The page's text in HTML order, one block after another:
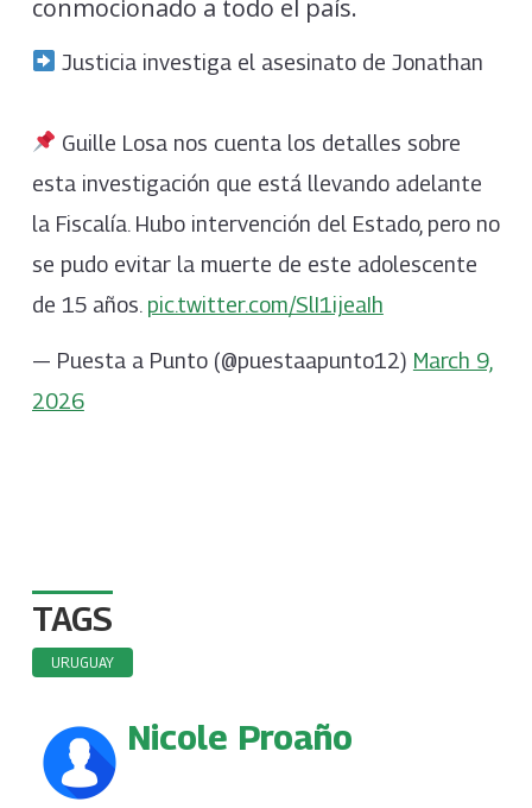
conmocionado a todo el país.
Justicia investiga el asesinato de Jonathan
Guille Losa nos cuenta los detalles sobre
esta investigación que está llevando adelante
la Fiscalía. Hubo intervención del Estado, pero no
se pudo evitar la muerte de este adolescente
de 15 años. pic.twitter.com/SlI1ijeaIh
— Puesta a Punto (@puestaapunto12) March 9,
2026
TAGS
URUGUAY
Nicole Proaño